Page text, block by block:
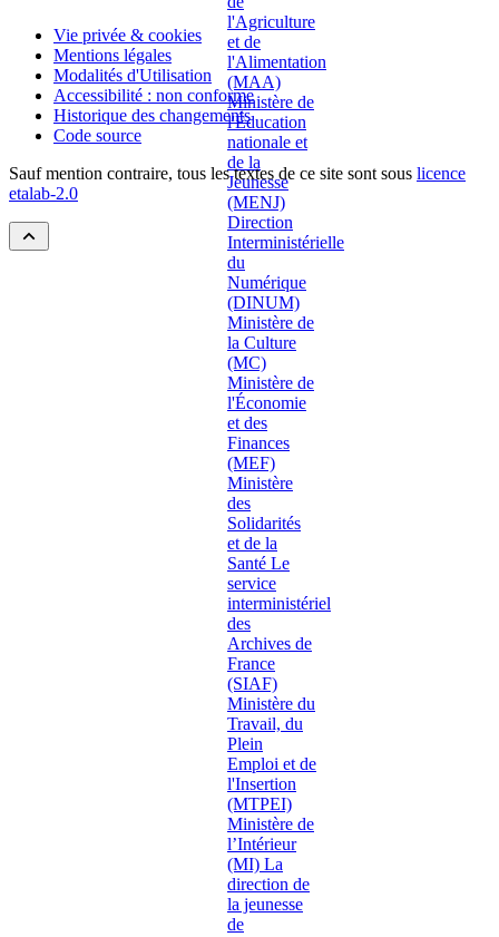
Vie privée & cookies
Mentions légales
Modalités d'Utilisation
Accessibilité : non conforme
Historique des changements
Code source
Sauf mention contraire, tous les textes de ce site sont sous licence
etalab-2.0